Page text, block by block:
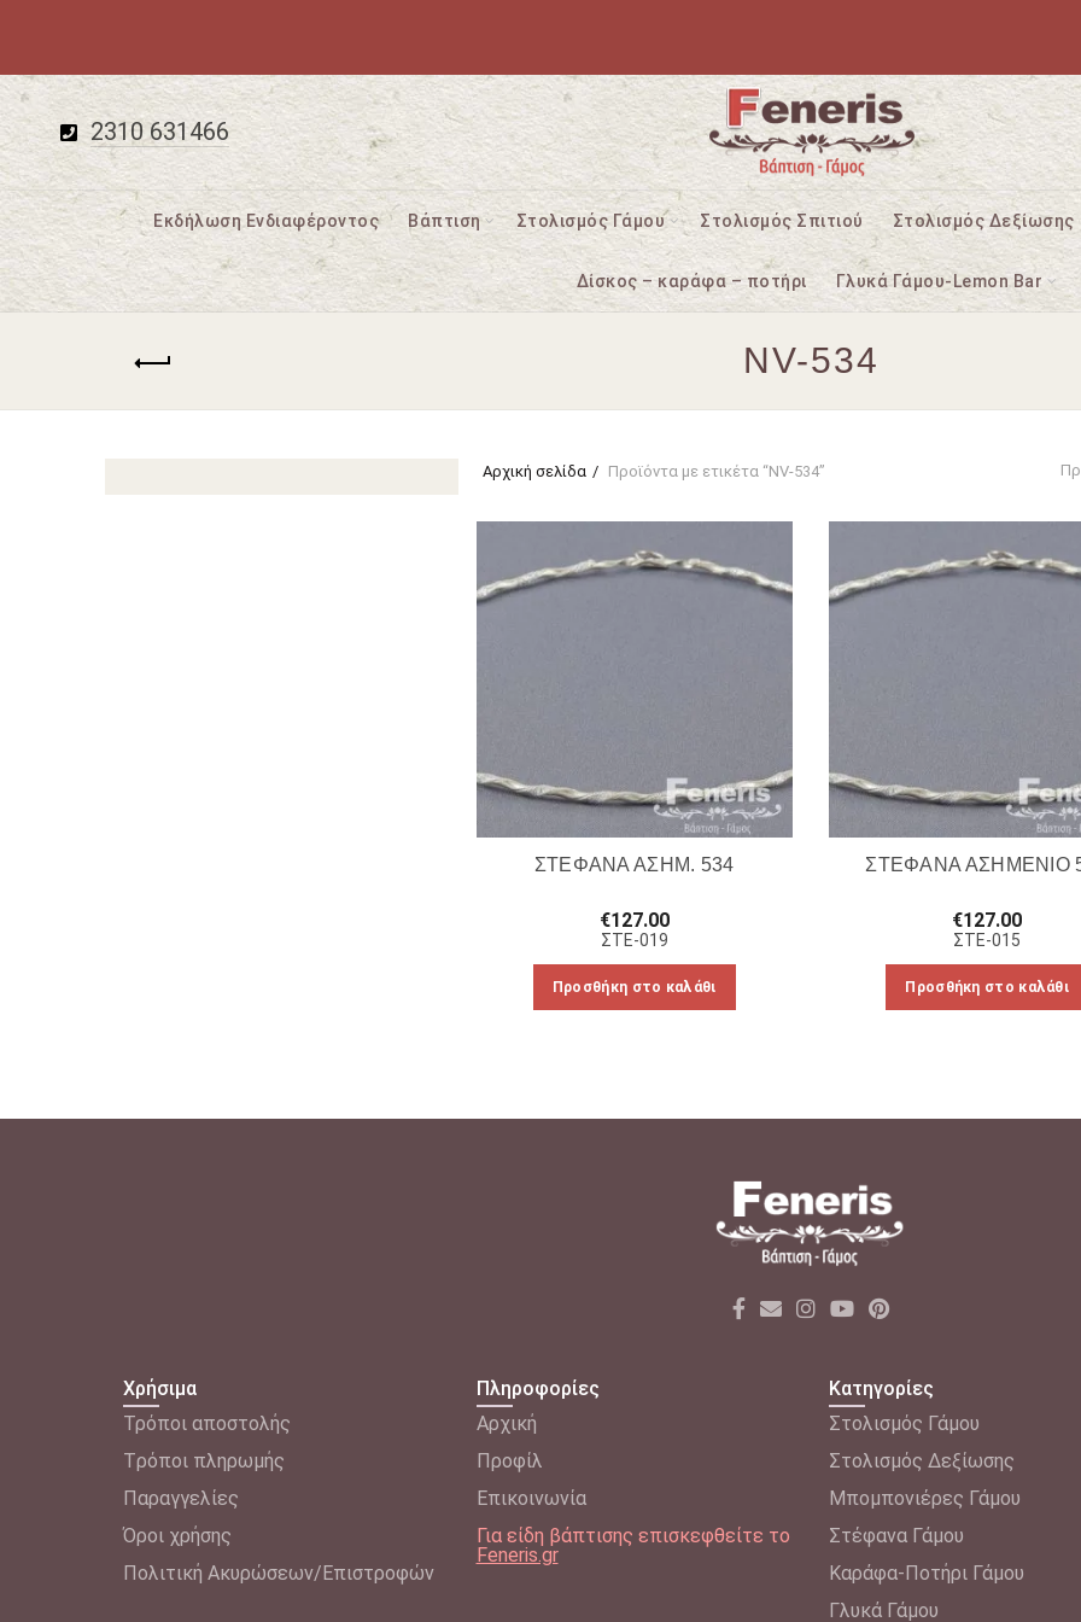
2310 631466
Εκδήλωση Ενδιαφέροντος Βάπτιση Στολισμός Γάμου Στολισμός Σπιτιού Στολισμός Δεξίωσης
Δίσκος – καράφα – ποτήρι Γλυκά Γάμου-Lemon Bar
NV-534
Αρχική σελίδα Προϊόντα με ετικέτα “NV-534”
ΣΤΕΦΑΝΑ ΑΣΗΜ. 534
€127.00
ΣΤΕ-019
Προσθήκη στο καλάθι
ΣΤΕΦΑΝΑ ΑΣΗΜΕΝΙΟ
€127.00
ΣΤΕ-015
Προσθήκη στο καλάθι
Χρήσιμα
Τρόποι αποστολής
Tρόποι πληρωμής
Παραγγελίες
Όροι χρήσης
Πολιτική Ακυρώσεων/Επιστροφών
Πληροφορίες
Αρχική
Προφίλ
Επικοινωνία
Για είδη βάπτισης επισκεφθείτε το
Feneris.gr
Κατηγορίες
Στολισμός Γάμου
Στολισμός Δεξίωσης
Μπομπονιέρες Γάμου
Στέφανα Γάμου
Καράφα-Ποτήρι Γάμου
Γλυκά Γάμου